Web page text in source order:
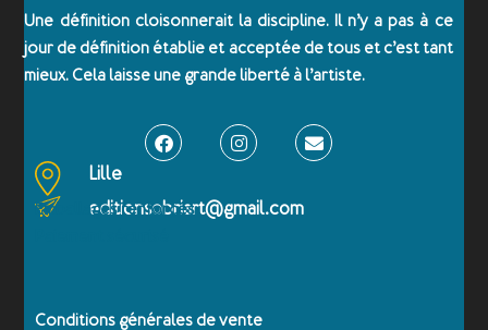
Une définition cloisonnerait la discipline. Il n’y a pas à ce
jour de définition établie et acceptée de tous et c’est tant
mieux. Cela laisse une grande liberté à l’artiste.
Lille
editionsobriart@gmail.com
Emballages renforcés
Conditions générales de vente